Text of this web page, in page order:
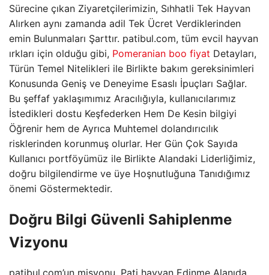
Sürecine çıkan Ziyaretçilerimizin, Sıhhatli Tek Hayvan
Alırken aynı zamanda adil Tek Ücret Verdiklerinden
emin Bulunmaları Şarttır. patibul.com, tüm evcil hayvan
ırkları için olduğu gibi, Pomeranian boo fiyat Detayları,
Türün Temel Nitelikleri ile Birlikte bakım gereksinimleri
Konusunda Geniş ve Deneyime Esaslı İpuçları Sağlar.
Bu şeffaf yaklaşımımız Aracılığıyla, kullanıcılarımız
İstedikleri dostu Keşfederken Hem De Kesin bilgiyi
Öğrenir hem de Ayrıca Muhtemel dolandırıcılık
risklerinden korunmuş olurlar. Her Gün Çok Sayıda
Kullanıcı portföyümüz ile Birlikte Alandaki Liderliğimiz,
doğru bilgilendirme ve üye Hoşnutluğuna Tanıdığımız
önemi Göstermektedir.
Doğru Bilgi Güvenli Sahiplenme
Vizyonu